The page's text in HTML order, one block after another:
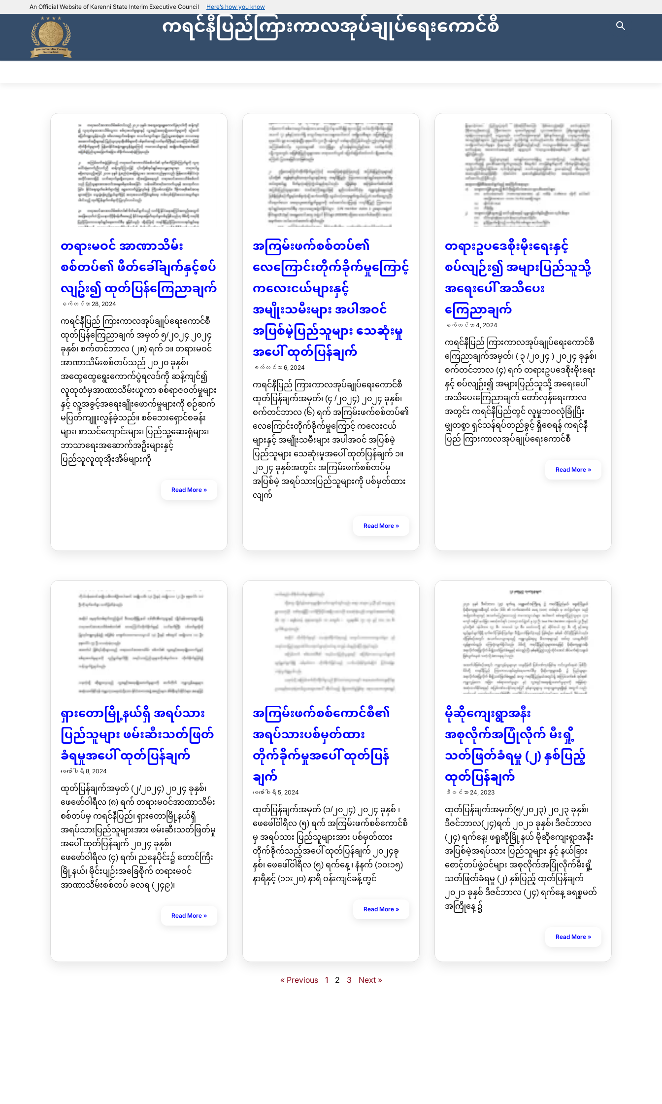
An Official Website of Karenni State Interim Executive Council Here’s how you know
IEC official website links
Usually end with
Our Trusted websites
Secure websites use HTTPS
Look for a lock icon ( or a URL starting with
ကရင်နီပြည်ကြားကာလအုပ်ချုပ်ရေးကောင်စီ
တရားမဝင် အာဏာသိမ်း
စစ်တပ်၏ ဖိတ်ခေါ်ချက်နှင့်စပ်
လျဥ်း၍ ထုတ်ပြန်ကြေညာချက်
စက်တင်ဘာ 28, 2024
ကရင်နီပြည် ကြားကာလအုပ်ချုပ်ရေးကောင်စီ
ထုတ်ပြန်ကြေညာချက် အမှတ် ၅/၂၀၂၄ ၂၀၂၄
ခုနှစ်၊ စက်တင်ဘာလ (၂၈) ရက် ၁။ တရားမဝင်
အာဏာသိမ်းစစ်တပ်သည် ၂၀၂၀ ခုနှစ်၊
အထွေထွေရွေးကောက်ပွဲရလဒ်ကို ဆန့်ကျင်၍
လူထုထံမှအာဏာသိမ်းယူကာ စစ်ရာဇဝတ်မှုများ
နှင့် လူ့အခွင့်အရေးချိုးဖောက်မှုများကို စဉ်ဆက်
မပြတ်ကျူးလွန်ခဲ့သည်။ စစ်ဘေးရှောင်စခန်း
များ၊ စာသင်ကျောင်းများ၊ ပြည်သူ့ဆေးရုံများ၊
ဘာသာရေးအဆောက်အဦးများနှင့်
ပြည်သူလူထုအိုးအိမ်များကို
Read More »
အကြမ်းဖက်စစ်တပ်၏
လေကြောင်းတိုက်ခိုက်မှုကြောင့်
ကလေးငယ်များနှင့်
အမျိုးသမီးများ အပါအဝင်
အပြစ်မဲ့ပြည်သူများ သေဆုံးမှု
အပေါ် ထုတ်ပြန်ချက်
စက်တင်ဘာ 6, 2024
ကရင်နီပြည် ကြားကာလအုပ်ချုပ်ရေးကောင်စီ
ထုတ်ပြန်ချက်အမှတ်၊ (၄ /၂၀၂၄) ၂၀၂၄ ခုနှစ်၊
စက်တင်ဘာလ (၆) ရက် အကြမ်းဖက်စစ်တပ်၏
လေကြောင်းတိုက်ခိုက်မှုကြောင့် ကလေးငယ်
များနှင့် အမျိုးသမီးများ အပါအဝင် အပြစ်မဲ့
ပြည်သူများ သေဆုံးမှုအပေါ် ထုတ်ပြန်ချက် ၁။
၂၀၂၄ ခုနှစ်အတွင်း အကြမ်းဖက်စစ်တပ်မှ
အပြစ်မဲ့ အရပ်သားပြည်သူများကို ပစ်မှတ်ထား
လျက်
Read More »
တရားဥပဒေစိုးမိုးရေးနှင့်
စပ်လျဉ်း၍ အများပြည်သူသို့
အရေးပေါ် အသိပေး
ကြေညာချက်
စက်တင်ဘာ 4, 2024
ကရင်နီပြည် ကြားကာလအုပ်ချုပ်ရေးကောင်စီ
ကြေညာချက်အမှတ်၊ ( ၃ /၂၀၂၄ ) ၂၀၂၄ ခုနှစ်၊
စက်တင်ဘာလ (၄) ရက် တရားဥပဒေစိုးမိုးရေး
နှင့် စပ်လျဉ်း၍ အများပြည်သူသို့ အရေးပေါ်
အသိပေးကြေညာချက် တော်လှန်ရေးကာလ
အတွင်း ကရင်နီပြည်တွင် လူမှုဘဝလုံခြုံပြီး
မျှတစွာ ရှင်သန်ရပ်တည်ခွင့် ရှိစေရန် ကရင်နီ
ပြည် ကြားကာလအုပ်ချုပ်ရေးကောင်စီ
Read More »
ရှားတောမြို့နယ်ရှိ အရပ်သား
ပြည်သူများ ဖမ်းဆီးသတ်ဖြတ်
ခံရမှုအပေါ် ထုတ်ပြန်ချက်
ဖေ‌ဖော်ဝါရီ 8, 2024
ထုတ်ပြန်ချက်အမှတ် (၂/၂၀၂၄) ၂၀၂၄ ခုနှစ်၊
ဖေဖော်ဝါရီလ (၈) ရက် တရားမဝင်အာဏာသိမ်း
စစ်တပ်မှ ကရင်နီပြည်၊ ရှားတောမြို့နယ်ရှိ
အရပ်သားပြည်သူများအား ဖမ်းဆီးသတ်ဖြတ်မှု
အပေါ် ထုတ်ပြန်ချက် ၂၀၂၄ ခုနှစ်၊
ဖေဖော်ဝါရီလ (၄) ရက်၊ ညနေပိုင်း၌ တောင်ကြီး
မြို့နယ်၊ မိုင်းပျဉ်းအခြေစိုက် တရားမဝင်
အာဏာသိမ်းစစ်တပ် ခလရ (၂၄၉)၊
Read More »
အကြမ်းဖက်စစ်ကောင်စီ၏
အရပ်သားပစ်မှတ်ထား
တိုက်ခိုက်မှုအပေါ် ထုတ်ပြန်
ချက်
ဖေ‌ဖော်ဝါရီ 5, 2024
ထုတ်ပြန်ချက်အမှတ် (၁/၂၀၂၄) ၂၀၂၄ ခုနှစ် ၊
ဖေဖေါ်ဝါရီလ (၅) ရက် အကြမ်းဖက်စစ်ကောင်စီ
မှ အရပ်သား ပြည်သူများအား ပစ်မှတ်ထား
တိုက်ခိုက်သည့်အပေါ် ထုတ်ပြန်ချက် ၂၀၂၄ခု
နှစ်၊ ဖေဖေါ်ဝါရီလ (၅) ရက်နေ့ ၊ နံနက် (၁၀း၁၅)
နာရီနှင့် (၁၁း၂၀) နာရီ ဝန်းကျင်ခန့်တွင်
Read More »
မိုဆိုကျေးရွာအနီး
အစုလိုက်အပြုံလိုက် မီးရှို့
သတ်ဖြတ်ခံရမှု (၂) နှစ်ပြည့်
ထုတ်ပြန်ချက်
ဒီဇင်ဘာ 24, 2023
ထုတ်ပြန်ချက်အမှတ်(၅/၂၀၂၃) ၂၀၂၃ ခုနှစ်၊
ဒီဇင်ဘာလ(၂၄)ရက် ၂၀၂၁ ခုနှစ်၊ ဒီဇင်ဘာလ
(၂၄) ရက်နေ့၊ ဖရူဆိုမြို့နယ် မိုဆိုကျေးရွာအနီး
အပြစ်မဲ့အရပ်သား ပြည်သူများ နှင့် နယ်ခြား
စောင့်တပ်ဖွဲ့ဝင်များ အစုလိုက်အပြုံလိုက်မီးရှို့
သတ်ဖြတ်ခံရမှု (၂) နှစ်ပြည့် ထုတ်ပြန်ချက်
၂၀၂၁ ခုနှစ် ဒီဇင်ဘာလ (၂၄) ရက်နေ့ ခရစ္စမတ်
အကြိုနေ့ ၌
Read More »
« Previous 1 2 3 Next »